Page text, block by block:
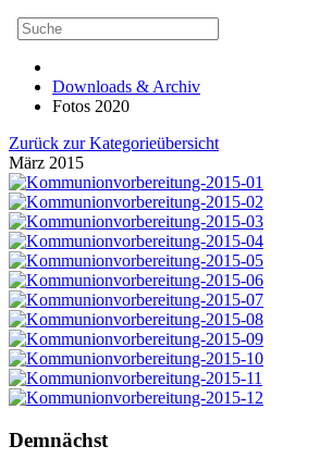
Downloads & Archiv
Fotos 2020
Zurück zur Kategorieübersicht
März 2015
Demnächst